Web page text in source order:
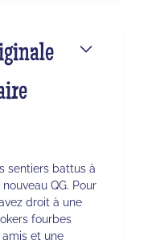
sentiers battus à
QG. Pour
droit à une
fourbes
et une